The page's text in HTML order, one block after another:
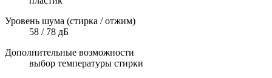
Уровень шума (стирка / отжим)
58 / 78 дБ
Дополнительные возможности
выбор температуры стирки